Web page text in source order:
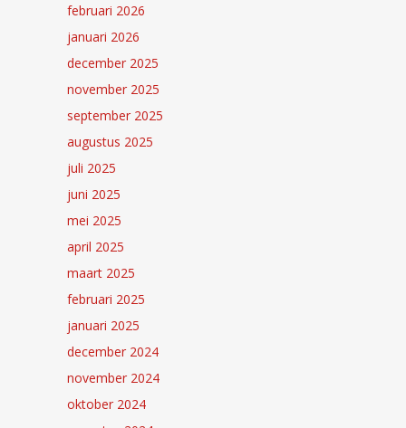
februari 2026
januari 2026
december 2025
november 2025
september 2025
augustus 2025
juli 2025
juni 2025
mei 2025
april 2025
maart 2025
februari 2025
januari 2025
december 2024
november 2024
oktober 2024